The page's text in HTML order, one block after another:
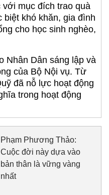
mục đích trao quà
biệt khó khăn, gia đình
cho học sinh nghèo,
Nhân Dân sáng lập và
của Bộ Nội vụ. Từ
đã nỗ lực hoạt động
trong hoạt động
Phạm Phương Thảo:
Cuộc đời này dựa vào
bản thân là vững vàng
nhất